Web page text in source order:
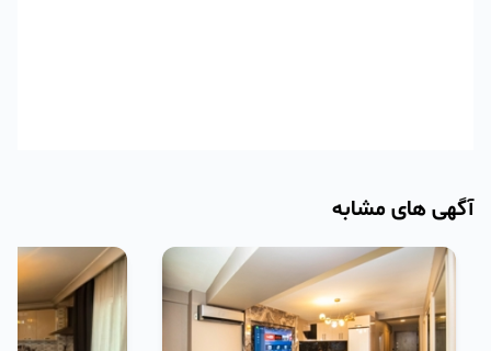
آگهی های مشابه